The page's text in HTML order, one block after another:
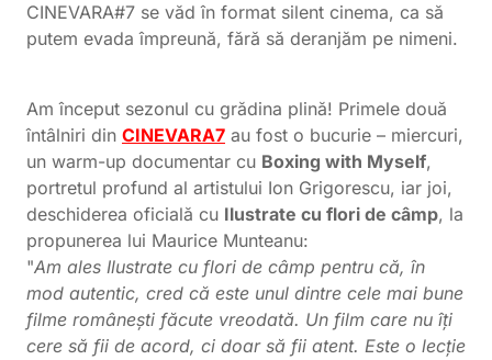
CINEVARA#7 se văd în format silent cinema, ca să
putem evada împreună, fără să deranjăm pe nimeni.
Am început sezonul cu grădina plină! Primele două
întâlniri din CINEVARA7 au fost o bucurie – miercuri,
un warm-up documentar cu Boxing with Myself,
portretul profund al artistului Ion Grigorescu, iar joi,
deschiderea oficială cu Ilustrate cu flori de câmp, la
propunerea lui Maurice Munteanu:
"Am ales Ilustrate cu flori de câmp pentru că, în
mod autentic, cred că este unul dintre cele mai bune
filme românești făcute vreodată. Un film care nu îți
cere să fii de acord, ci doar să fii atent. Este o lecție